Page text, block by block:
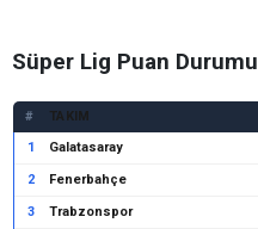
Süper Lig Puan Durumu
# TAKIM
1
Galatasaray
2 Fenerbahçe
3 Trabzonspor